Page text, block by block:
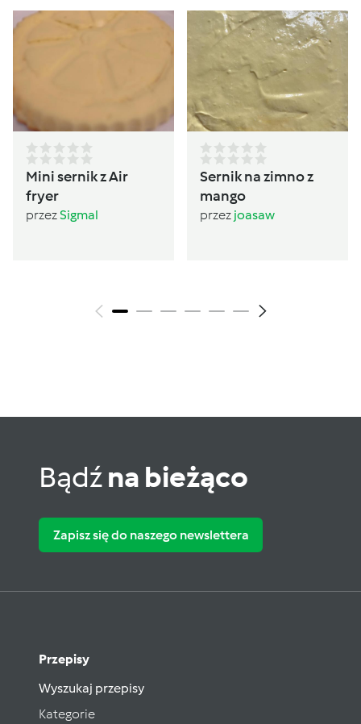
Mini sernik z Air
fryer
przezSigmal
Sernik na zimno z
mango
przez joasaw
Bądźna bieżąco
Zapisz się do naszego newslettera
Przepisy
Wyszukaj przepisy
Kategorie